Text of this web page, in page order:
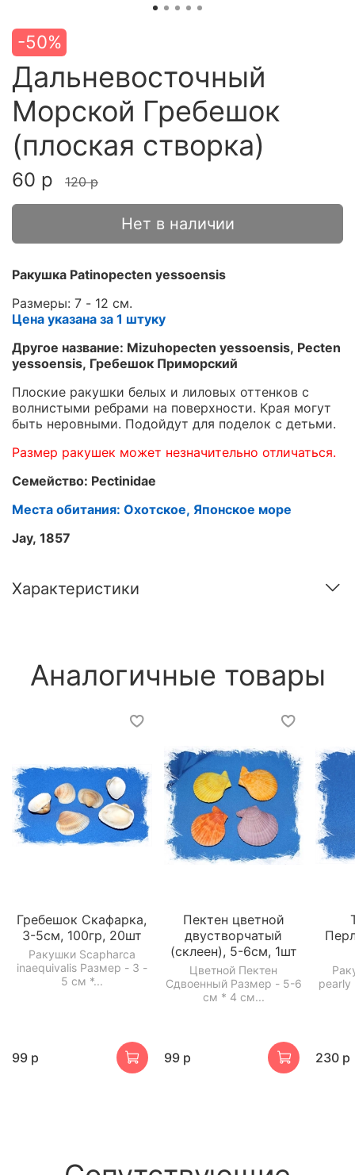
-50%
Дальневосточный
Морской Гребешок
(плоская створка)
60 р 120 р
Нет в наличии
Ракушка Patinopecten yessoensis
Размеры: 7 - 12 см.
Цена указана за 1 штуку
Другое название: Mizuhopecten yessoensis, Pecten
yessoensis, Гребешок Приморский
Плоские ракушки белых и лиловых оттенков с
волнистыми ребрами на поверхности. Края могут
быть неровными. Подойдут для поделок с детьми.
Размер ракушек может незначительно отличаться.
Семейство: Pectinidae
Места обитания: Охотское, Японское море
Jay, 1857
Характеристики
Аналогичные товары
Гребешок Скафарка,
3-5см, 100гр, 20шт
Ракушки Scapharca
inaequivalis Размер - 3 -
5 см *...
99 р
Пектен цветной
двустворчатый
(склеен), 5-6см, 1шт
Цветной Пектен
Сдвоенный Размер - 5-6
см * 4 см...
99 р 230 р